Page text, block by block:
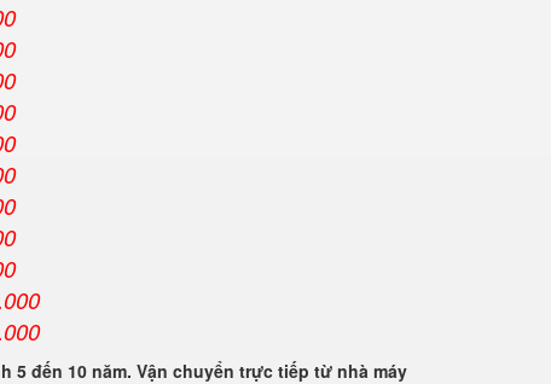
đến 10 năm. Vận chuyển trực tiếp từ nhà máy